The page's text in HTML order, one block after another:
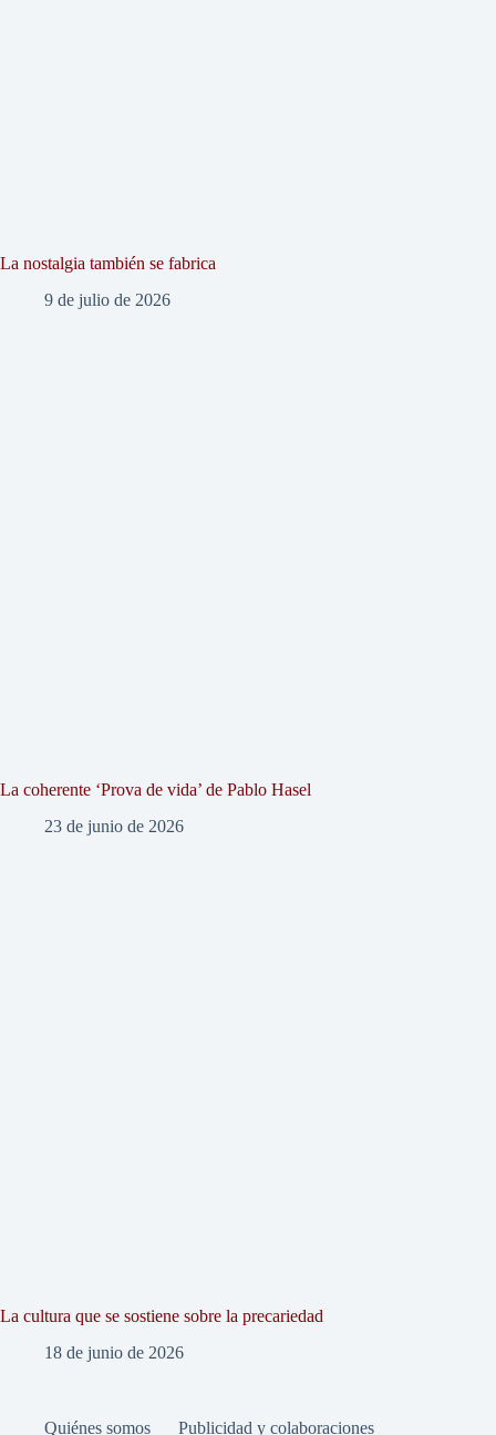
La nostalgia también se fabrica
9 de julio de 2026
La coherente ‘Prova de vida’ de Pablo Hasel
23 de junio de 2026
La cultura que se sostiene sobre la precariedad
18 de junio de 2026
Quiénes somos Publicidad y colaboraciones